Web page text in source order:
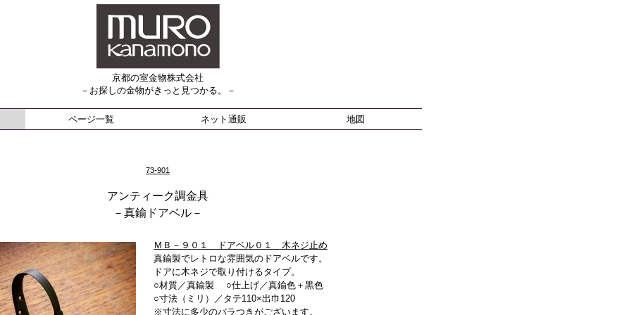
京都の室金物株式会社
－お探しの金物がきっと見つかる。－
ページ一覧 ネット通販 地図
73-901
アンティーク調金具
－真鍮ドアベル－
ＭＢ－９０１ ドアベル０１ 木ネジ止め
真鍮製でレトロな雰囲気のドアベルです。
ドアに木ネジで取り付けるタイプ。
○材質／真鍮製 ○仕上げ／真鍮色＋黒色
○寸法（ミリ）／タテ110×出巾120
※寸法に多少のバラつきがございます。